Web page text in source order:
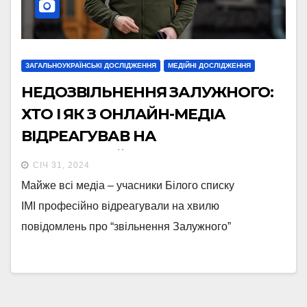
ЗАГАЛЬНОУКРАЇНСЬКІ ДОСЛІДЖЕННЯ МЕДІЙНІ ДОСЛІДЖЕННЯ
НЕДОЗВІЛЬНЕННЯ ЗАЛУЖНОГО:
ХТО І ЯК З ОНЛАЙН-МЕДІА
ВІДРЕАГУВАВ НА
ІНФОРМАЦІЙНУ КРИЗУ
(ОНОВЛЕНО)
СІЧ 31, 2024
Майже всі медіа – учасники Білого списку
ІМІ професійно відреагували на хвилю
повідомлень про “звільнення Залужного”